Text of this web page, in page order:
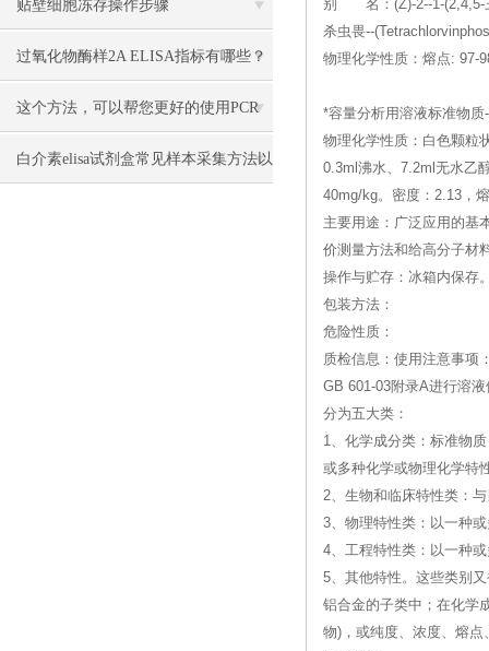
贴壁细胞冻存操作步骤
过氧化物酶样2A ELISA指标有哪些？
这个方法，可以帮您更好的使用PCR
检测试剂盒
白介素elisa试剂盒常见样本采集方法以
别 名：(Z)-2--1-(2,4,5-
杀虫畏--
物理化学性质：熔点: 97-
*容量分析用溶液标准物
物理化学性质：白色颗粒
0.3ml沸水、7.2ml无水乙
40mg/kg。密度：2.13，
主要用途：广泛应用的基
价测量方法和给高分子材
操作与贮存：冰箱内保存
包装方法：
危险性质：
质检信息：使用注意事项
GB 601-03附录A进行溶
分为五大类：
1、化学成分类：标准物
或多种化学或物理化学特
2、生物和临床特性类：
3、物理特性类：以一种
4、工程特性类：以一种
5、其他特性。这些类别
铝合金的子类中；在化学
物)，或纯度、浓度、熔